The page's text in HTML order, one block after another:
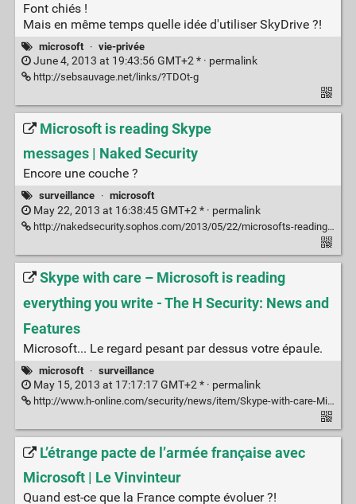
Font chiés !
Mais en même temps quelle idée d'utiliser SkyDrive ?!
microsoft · vie-privée
June 4, 2013 at 19:43:56 GMT+2 * · permalink
http://sebsauvage.net/links/?TDOt-g
Microsoft is reading Skype
messages | Naked Security
Encore une couche ?
surveillance · microsoft
May 22, 2013 at 16:38:45 GMT+2 * · permalink
http://nakedsecurity.sophos.com/2013/05/22/microsofts-reading-skype-messages/
Skype with care – Microsoft is reading
everything you write - The H Security: News and
Features
Microsoft... Le regard pesant par dessus votre épaule.
microsoft · surveillance
May 15, 2013 at 17:17:17 GMT+2 * · permalink
http://www.h-online.com/security/news/item/Skype-with-care-Microsoft-is-reading-everything-you-write-1862870.html
L’étrange pacte de l’armée française avec
Microsoft | Le Vinvinteur
Quand est-ce que la France compte évoluer ?!